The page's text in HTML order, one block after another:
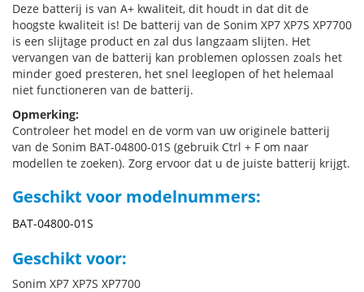
Deze batterij is van A+ kwaliteit, dit houdt in dat dit de
hoogste kwaliteit is! De batterij van de Sonim XP7 XP7S XP7700
is een slijtage product en zal dus langzaam slijten. Het
vervangen van de batterij kan problemen oplossen zoals het
minder goed presteren, het snel leeglopen of het helemaal
niet functioneren van de batterij.
Opmerking:
Controleer het model en de vorm van uw originele batterij
van de Sonim BAT-04800-01S (gebruik Ctrl + F om naar
modellen te zoeken). Zorg ervoor dat u de juiste batterij krijgt.
Geschikt voor modelnummers:
BAT-04800-01S
Geschikt voor:
Sonim XP7 XP7S XP7700